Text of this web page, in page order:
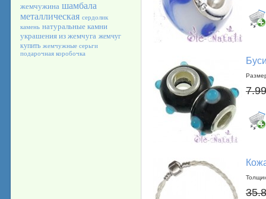
жемчужина шамбала
металлическая сердолик
камень натуральные камни
украшения из жемчуга жемчуг
купить жемчужные серьги
подарочная коробочка